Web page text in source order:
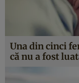
Una din cinci
că nu a fost